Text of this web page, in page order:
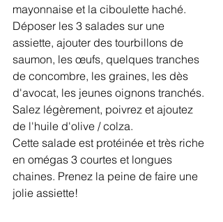
mayonnaise et la ciboulette haché.
Déposer les 3 salades sur une
assiette, ajouter des tourbillons de
saumon, les œufs, quelques tranches
de concombre, les graines, les dès
d'avocat, les jeunes oignons tranchés.
Salez légèrement, poivrez et ajoutez
de l'huile d'olive / colza.
Cette salade est protéinée et très riche
en omégas 3 courtes et longues
chaines. Prenez la peine de faire une
jolie assiette!